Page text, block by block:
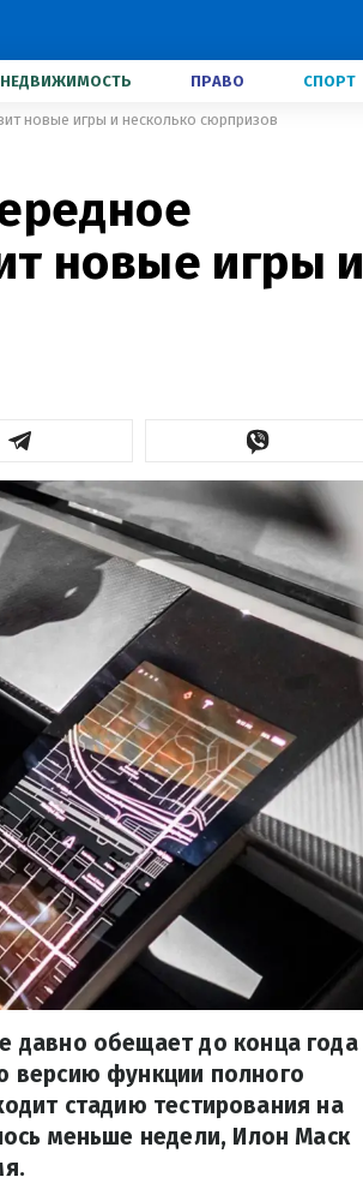
НЕДВИЖИМОСТЬ ПРАВО СПОРТ
новые игры и несколько сюрпризов
новые игры и
давно обещает до конца года
версию функции полного
стадию тестирования на
меньше недели, Илон Маск